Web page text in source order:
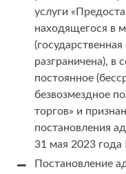
услуги
находящегося в
разграничена), в
постоянное
безвозмездное
торгов» и
постановления
31 мая 2023
Постановление